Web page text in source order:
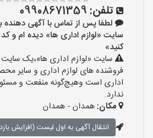
تلفن: 09908671359
لطفا پس از تماس با آگهی دهنده
کنید»
سایت «لوازم اداری ها»،یک سایت
فروشنده های لوازم اداری و سایر
اداری است وهیچ‌گونه منفعت و
ندارد.
مکان:همدان - همدان
انتقال آگهی به اول لیست (افزایش